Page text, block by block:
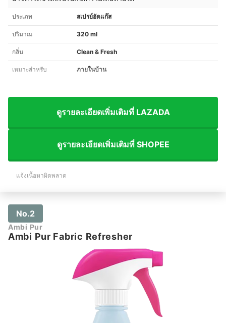
ประเภท สเปรย์อัดแก๊ส
ปริมาณ 320 ml
กลิ่น Clean & Fresh
เหมาะสำหรับ ภายในบ้าน
ดูรายละเอียดเพิ่มเติมที่ LAZADA
ดูรายละเอียดเพิ่มเติมที่ SHOPEE
แจ้งเนื้อหาผิดพลาด
No.2
Ambi Pur
Ambi Pur Fabric Refresher